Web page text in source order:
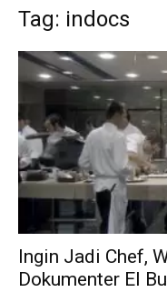
Tag: indocs
Ingin Jadi Chef,
Dokumenter El